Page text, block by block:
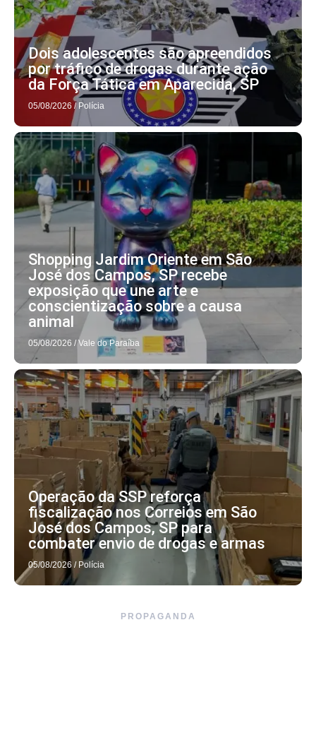
Dois adolescentes são apreendidos
por tráfico de drogas durante ação
da Força Tática em Aparecida, SP
05/08/2026 / Polícia
Shopping Jardim Oriente em São
José dos Campos, SP recebe
exposição que une arte e
conscientização sobre a causa
animal
05/08/2026 / Vale do Paraíba
Operação da SSP reforça
fiscalização nos Correios em São
José dos Campos, SP para
combater envio de drogas e armas
05/08/2026 / Polícia
PROPAGANDA